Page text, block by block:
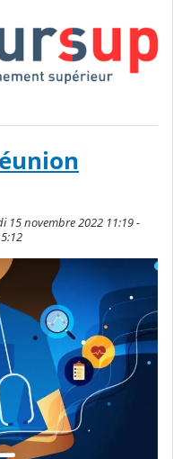
15 novembre 2022 11:19 -